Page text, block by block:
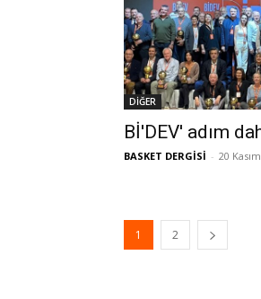
DİĞER
Bİ'DEV' adım
BASKET DERGİSİ - 20
1 2